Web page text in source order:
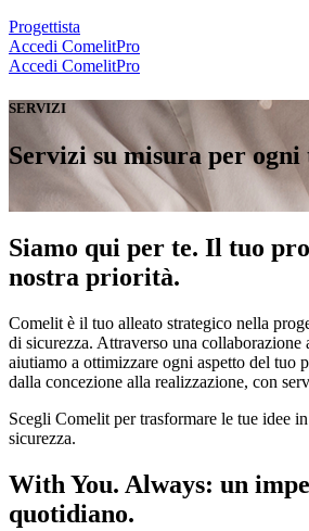
Progettista
Accedi ComelitPro
Accedi ComelitPro
SERVIZI
Servizi su misura per ogni
Siamo qui per te. Il tuo
nostra priorità.
Comelit è il tuo alleato strategico nella
di sicurezza. Attraverso una collaborazione
aiutiamo a ottimizzare ogni aspetto del tuo
dalla concezione alla realizzazione, con
Scegli Comelit per trasformare le tue idee
sicurezza.
With You. Always: un
quotidiano.